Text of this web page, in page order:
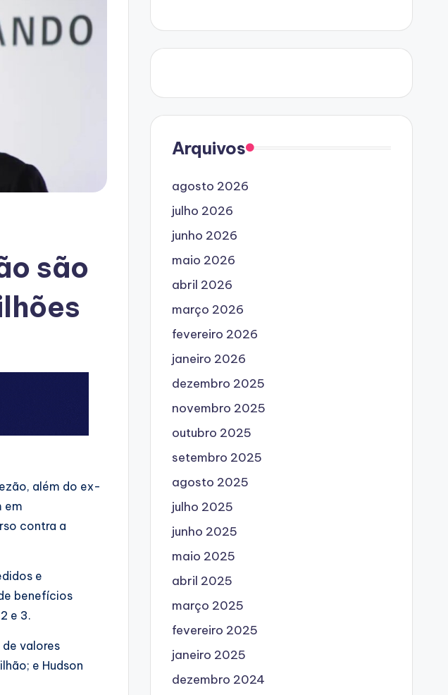
são
além do ex-
em
contra a
e
benefícios
e 3.
valores
e Hudson
Arquivos
agosto 2026
julho 2026
junho 2026
maio 2026
abril 2026
março 2026
fevereiro 2026
janeiro 2026
dezembro 2025
novembro 2025
outubro 2025
setembro 2025
agosto 2025
julho 2025
junho 2025
maio 2025
abril 2025
março 2025
fevereiro 2025
janeiro 2025
dezembro 2024